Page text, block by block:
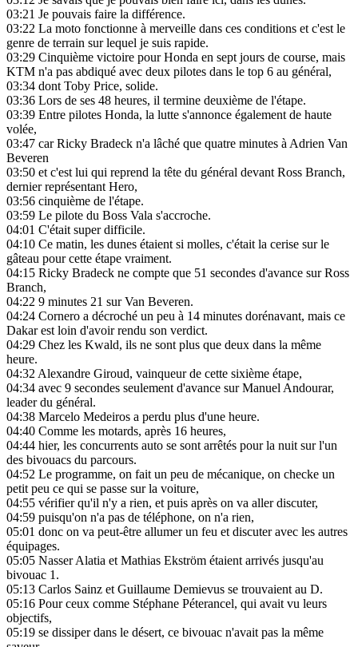
03:21 Je pouvais faire la différence.
03:22 La moto fonctionne à merveille dans ces conditions et c'est le
genre de terrain sur lequel je suis rapide.
03:29 Cinquième victoire pour Honda en sept jours de course, mais
KTM n'a pas abdiqué avec deux pilotes dans le top 6 au général,
03:34 dont Toby Price, solide.
03:36 Lors de ses 48 heures, il termine deuxième de l'étape.
03:39 Entre pilotes Honda, la lutte s'annonce également de haute
volée,
03:47 car Ricky Bradeck n'a lâché que quatre minutes à Adrien Van
Beveren
03:50 et c'est lui qui reprend la tête du général devant Ross Branch,
dernier représentant Hero,
03:56 cinquième de l'étape.
03:59 Le pilote du Boss Vala s'accroche.
04:01 C'était super difficile.
04:10 Ce matin, les dunes étaient si molles, c'était la cerise sur le
gâteau pour cette étape vraiment.
04:15 Ricky Bradeck ne compte que 51 secondes d'avance sur Ross
Branch,
04:22 9 minutes 21 sur Van Beveren.
04:24 Cornero a décroché un peu à 14 minutes dorénavant, mais ce
Dakar est loin d'avoir rendu son verdict.
04:29 Chez les Kwald, ils ne sont plus que deux dans la même
heure.
04:32Alexandre Giroud, vainqueur de cette sixième étape,
04:34 avec 9 secondes seulement d'avance sur Manuel Andourar,
leader du général.
04:38 Marcelo Medeiros a perdu plus d'une heure.
04:40 Comme les motards, après 16 heures,
04:44 hier, les concurrents auto se sont arrêtés pour la nuit sur l'un
des bivouacs du parcours.
04:52 Le programme, on fait un peu de mécanique, on checke un
petit peu ce qui se passe sur la voiture,
04:55 vérifier qu'il n'y a rien, et puis après on va aller discuter,
04:59 puisqu'on n'a pas de téléphone, on n'a rien,
05:01 donc on va peut-être allumer un feu et discuter avec les autres
équipages.
05:05 Nasser Alatia et Mathias Ekström étaient arrivés jusqu'au
bivouac 1.
05:13 Carlos Sainz et Guillaume Demievus se trouvaient au D.
05:16 Pour ceux comme Stéphane Péterancel, qui avait vu leurs
objectifs,
05:19 se dissiper dans le désert, ce bivouac n'avait pas la même